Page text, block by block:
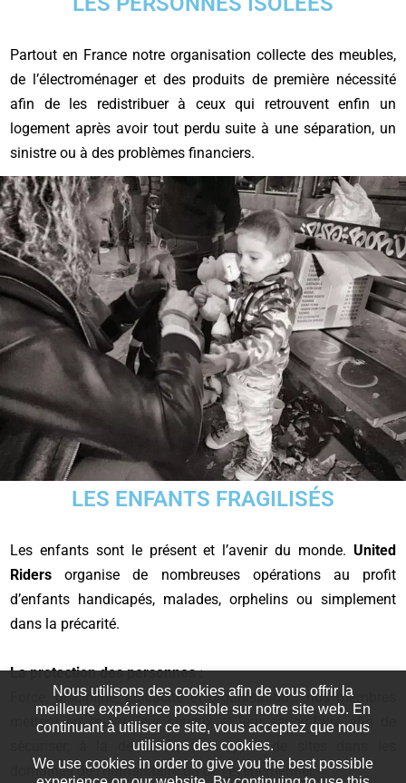
Partout en France notre organisation collecte des meubles,
de l’électroménager et des produits de première nécessité
afin de les redistribuer à ceux qui retrouvent enfin un
logement après avoir tout perdu suite à une séparation, un
sinistre ou à des problèmes financiers.
LES ENFANTS FRAGILISÉS
Les enfants sont le présent et l’avenir du monde. United
Riders organise de nombreuses opérations au profit
d’enfants handicapés, malades, orphelins ou simplement
dans la précarité.
La protection des personnes :
Force, discipline, efficacité et organisation… nos membres
mettent en œuvre leur sérieux et leur savoir-faire afin de
sécuriser, à la demande, tous types de sites dans les
domaines de l’humanitaire ou de l’événementiel.
Nous utilisons des cookies afin de vous offrir la
meilleure expérience possible sur notre site web. En
continuant à utiliser ce site, vous acceptez que nous
utilisions des cookies.
We use cookies in order to give you the best possible